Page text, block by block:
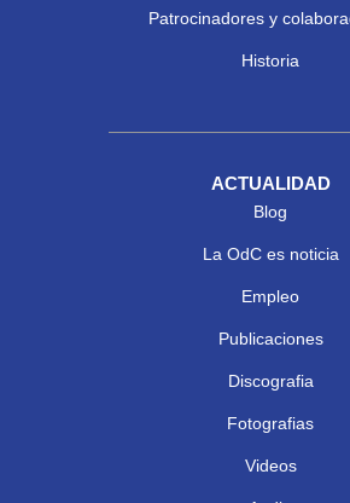
Patrocinadores y
Historia
ACTUALIDAD
Blog
La OdC es noticia
Empleo
Publicaciones
Discografia
Fotografias
Videos